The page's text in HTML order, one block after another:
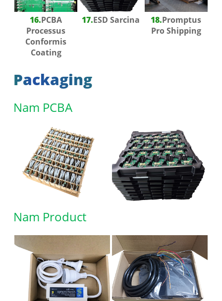
16.PCBA
Processus
Conformis
Coating
17.ESD Sarcina 18.Promptus
Pro Shipping
Packaging
Nam PCBA
Nam Product